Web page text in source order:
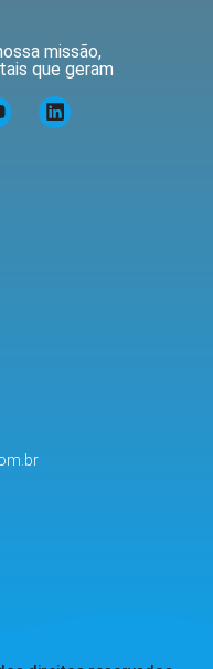
missão,
que geram